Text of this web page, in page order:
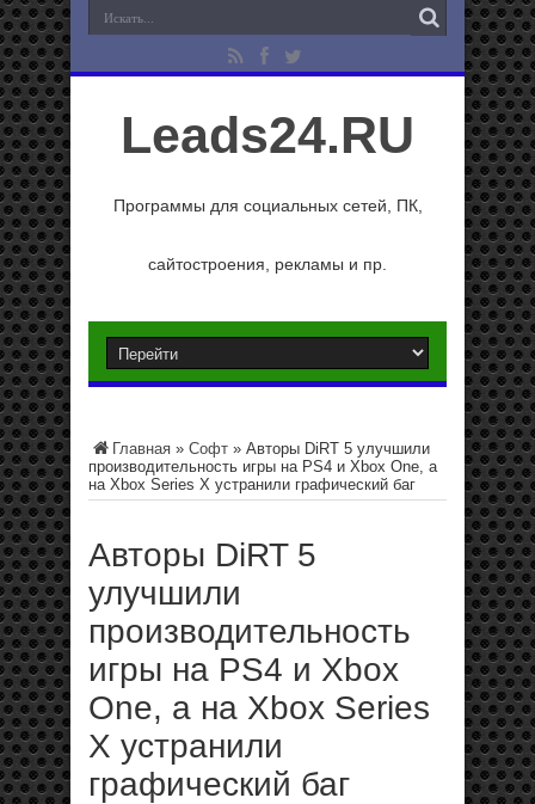
Leads24.RU
Программы для социальных сетей, ПК,
сайтостроения, рекламы и пр.
Главная » Софт » Авторы DiRT 5 улучшили
производительность игры на PS4 и Xbox One, а
на Xbox Series X устранили графический баг
Авторы DiRT 5
улучшили
производительность
игры на PS4 и Xbox
One, а на Xbox Series
X устранили
графический баг